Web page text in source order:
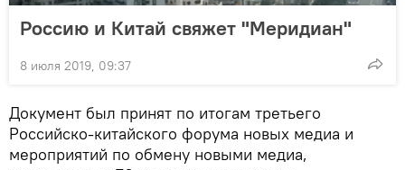
Россию и Китай свяжет "Меридиан"
8 июля 2019, 09:37
Документ был принят по итогам третьего
Российско-китайского форума новых медиа и
мероприятий по обмену новыми медиа,